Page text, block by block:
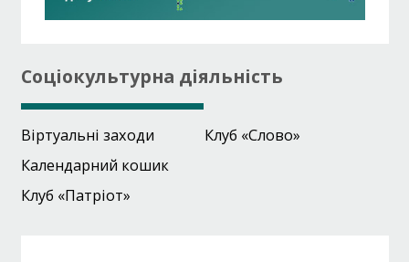
Соціокультурна діяльність
Віртуальні заходи
Календарний кошик
Клуб «Патріот»
Клуб «Слово»